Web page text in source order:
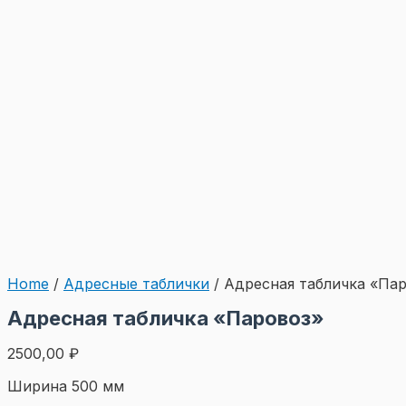
Home / Адресные таблички / Адресная табличка
Адресная табличка «Паровоз»
2500,00 ₽
Ширина 500 мм